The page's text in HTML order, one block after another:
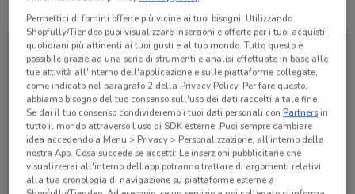
Tutte le promozioni di questo negozio
Permettici di fornirti offerte più vicine ai tuoi bisogni: Utilizzando
Shopfully/Tiendeo puoi visualizzare inserzioni e offerte per i tuoi acquisti
quotidiani più attinenti ai tuoi gusti e al tuo mondo. Tutto questo è
possibile grazie ad una serie di strumenti e analisi effettuate in base alle
tue attività all'interno dell'applicazione e sulle piattaforme collegate,
come indicato nel paragrafo 2 della Privacy Policy. Per fare questo,
abbiamo bisogno del tuo consenso sull'uso dei dati raccolti a tale fine.
Se dai il tuo consenso condivideremo i tuoi dati personali conPartnersin
tutto il mondo attraverso l’uso di SDK esterne. Puoi sempre cambiare
idea accedendo a Menu > Privacy > Personalizzazione, all’interno della
nostra App. Cosa succede se accetti: Le inserzioni pubblicitarie che
visualizzerai all'interno dell’app potranno trattare di argomenti relativi
alla tua cronologia di navigazione su piattaforme esterne a